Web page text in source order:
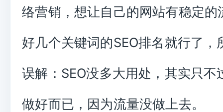
络营销，想让自己的网站有稳定的
好几个关键词的SEO排名就行了，
误解：SEO没多大用处，其实只不
做好而已，因为流量没做上去。